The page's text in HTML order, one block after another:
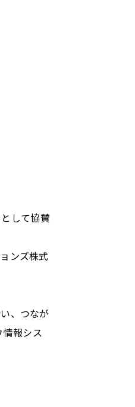
して協賛
ンズ株式
、つなが
情報シス